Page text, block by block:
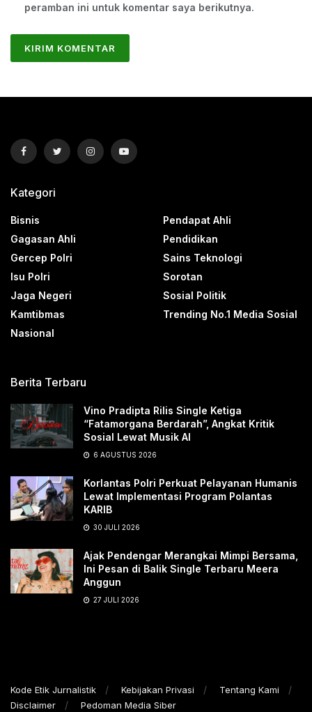
peramban ini untuk komentar saya berikutnya.
Kategori
Bisnis
Gagasan Ahli
Gercep Polri
Isu Polri
Jaga Negeri
Kamtibmas
Nasional
Pendapat Ahli
Pendidikan
Sains Teknologi
Sorotan
Sosial Politik
Trending No.1 Media Sosial
Berita Terbaru
Vino Pradipta Rilis Single Ketiga
“Fatamorgana Berdarah”, Angkat Kritik
Sosial Lewat Musik AI
6 AGUSTUS 2026
Korlantas Polri Perkuat Pelayanan Humanis
Lewat Implementasi Program Polantas
KARIB
30 JULI 2026
Ajak Pendengar Merangkai Mimpi Bersama,
Ini Pesan di Balik Single Terbaru Meera
Anggun
27 JULI 2026
Kode Etik Jurnalistik Kebijakan Privasi
Tentang Kami
Disclaimer
Pedoman Media Siber